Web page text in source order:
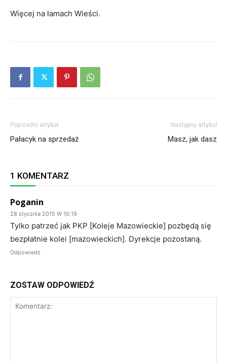
Więcej na łamach Wieści.
Poprzedni artykuł
Pałacyk na sprzedaż
Następny artykuł
Masz, jak dasz
1 KOMENTARZ
Poganin
28 stycznia 2015 W 10:19
Tylko patrzeć jak PKP [Koleje Mazowieckie] pozbędą się
bezpłatnie kolei [mazowieckich]. Dyrekcje pozostaną.
Odpowiedz
ZOSTAW ODPOWIEDŹ